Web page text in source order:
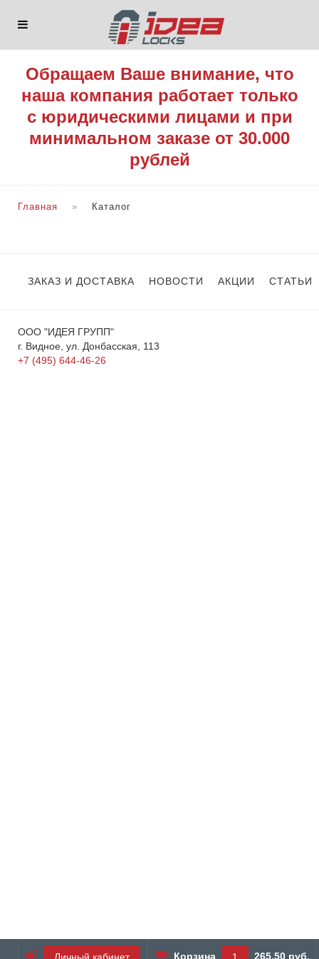
Обращаем Ваше внимание, что
наша компания работает только
с юридическими лицами и при
минимальном заказе от 30.000
рублей
Главная Каталог
ЗАКАЗ И ДОСТАВКА НОВОСТИ АКЦИИ СТАТЬИ
ООО "ИДЕЯ ГРУПП"
г. Видное, ул. Донбасская, 113
+7 (495) 644-46-26
Корзина 265.50 руб.